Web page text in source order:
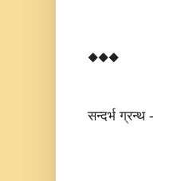
◆◆◆
सन्दर्भ ग्रन्थ -